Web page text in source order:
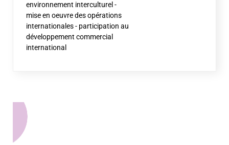
environnement interculturel -
mise en oeuvre des opérations
internationales - participation au
développement commercial
international